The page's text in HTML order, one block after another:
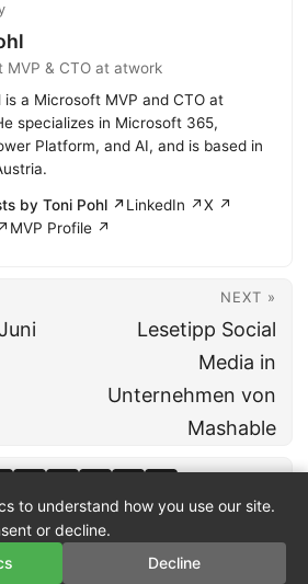
MVP & CTO at atwork
is a Microsoft MVP and CTO at
specializes in Microsoft 365,
Platform, and AI, and is based in
by Toni Pohl ↗LinkedIn ↗X ↗
MVP Profile ↗
NEXT »
Lesetipp Social
Media in
Unternehmen von
Mashable
to understand how you use our site.
or decline.
Decline